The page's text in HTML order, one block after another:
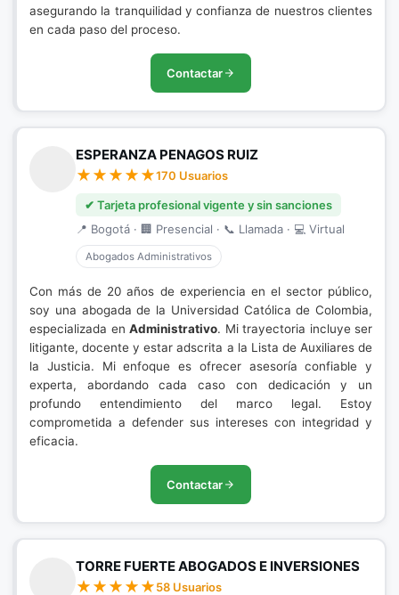
asegurando la tranquilidad y confianza de nuestros clientes
en cada paso del proceso.
Contactar
ESPERANZA PENAGOS RUIZ
170 Usuarios
✔ Tarjeta profesional vigente y sin sanciones
📍 Bogotá · 🏢 Presencial · 📞 Llamada · 💻 Virtual
Abogados Administrativos
Con más de 20 años de experiencia en el sector público,
soy una abogada de la Universidad Católica de Colombia,
especializada en Administrativo. Mi trayectoria incluye ser
litigante, docente y estar adscrita a la Lista de Auxiliares de
la Justicia. Mi enfoque es ofrecer asesoría confiable y
experta, abordando cada caso con dedicación y un
profundo entendimiento del marco legal. Estoy
comprometida a defender sus intereses con integridad y
eficacia.
Contactar
TORRE FUERTE ABOGADOS E INVERSIONES
58 Usuarios